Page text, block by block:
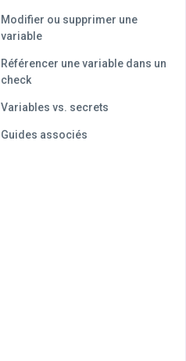
Modifier ou supprimer une
variable
Référencer une variable dans un
check
Variables vs. secrets
Guides associés